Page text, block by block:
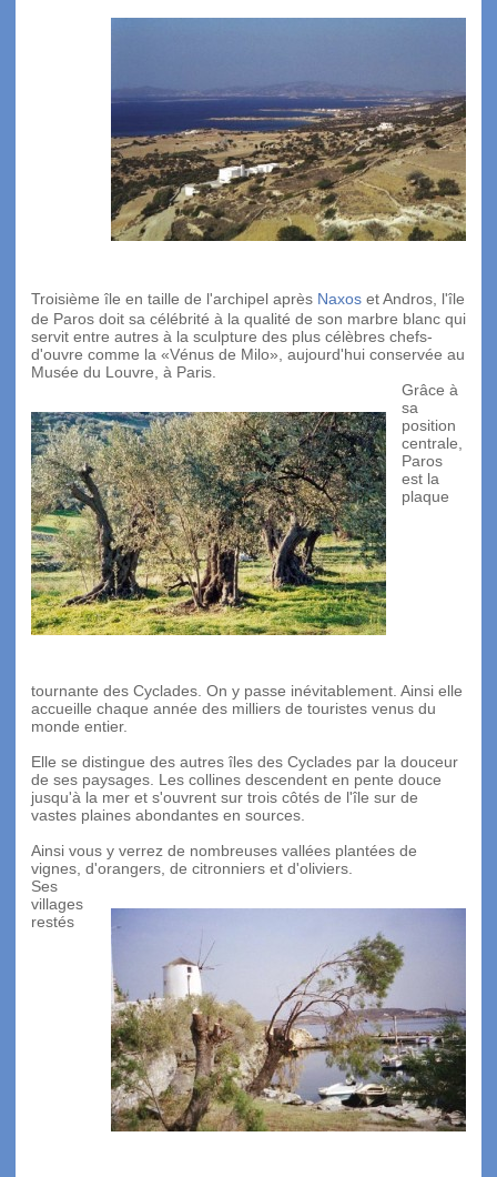
Troisième île en taille de l'archipel après Naxos et Andros, l'île
de Paros doit sa célébrité à la qualité de son marbre blanc qui
servit entre autres à la sculpture des plus célèbres chefs-
d'ouvre comme la «Vénus de Milo», aujourd'hui conservée au
Musée du Louvre, à Paris.
Grâce à
sa
position
centrale,
Paros
est la
plaque
tournante des Cyclades. On y passe inévitablement. Ainsi elle
accueille chaque année des milliers de touristes venus du
monde entier.
Elle se distingue des autres îles des Cyclades par la douceur
de ses paysages. Les collines descendent en pente douce
jusqu'à la mer et s'ouvrent sur trois côtés de l'île sur de
vastes plaines abondantes en sources.
Ainsi vous y verrez de nombreuses vallées plantées de
vignes, d'orangers, de citronniers et d'oliviers.
Ses
villages
restés